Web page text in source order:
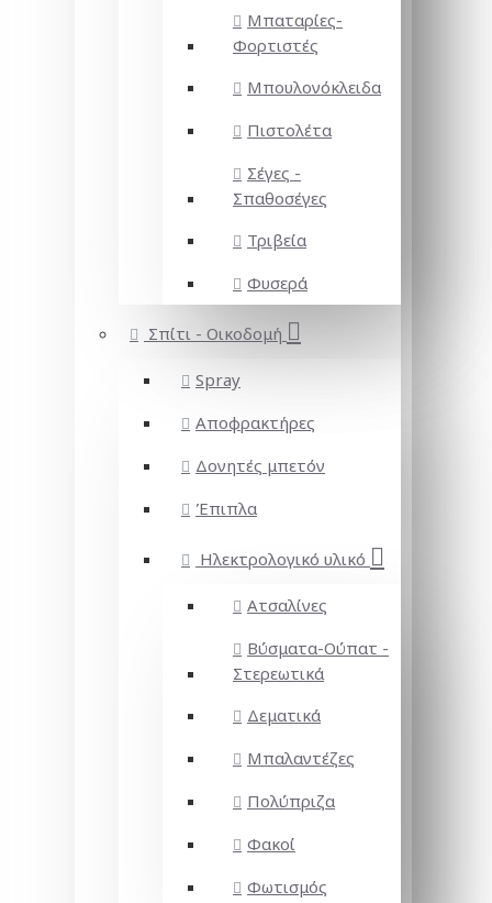
Μπαταρίες-
Φορτιστές
Μπουλονόκλειδα
Πιστολέτα
Σέγες -
Σπαθοσέγες
Τριβεία
Φυσερά
Σπίτι - Οικοδομή
Spray
Αποφρακτήρες
Δονητές μπετόν
Έπιπλα
Ηλεκτρολογικό υλικό
Ατσαλίνες
Βύσματα-Ούπατ -
Στερεωτικά
Δεματικά
Μπαλαντέζες
Πολύπριζα
Φακοί
Φωτισμός